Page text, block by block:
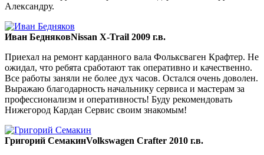
Александру.
Иван БедняковNissan X-Trail 2009 г.в.
Приехал на ремонт карданного вала Фольксваген Крафтер. Не
ожидал, что ребята сработают так оперативно и качественно.
Все работы заняли не более дух часов. Остался очень доволен.
Выражаю благодарность начальнику сервиса и мастерам за
профессионализм и оперативность! Буду рекомендовать
Нижегород Кардан Сервис своим знакомым!
Григорий СемакинVolkswagen Crafter 2010 г.в.